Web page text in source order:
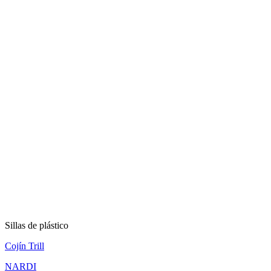
Sillas de plástico
Cojín Trill
NARDI